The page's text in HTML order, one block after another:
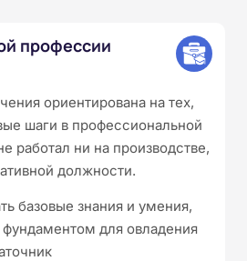
профессии
ориентирована на тех,
шаги в профессиональной
работал ни на производстве,
должности.
базовые знания и умения,
фундаментом для овладения